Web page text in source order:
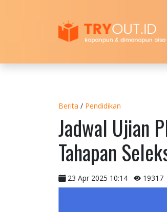
Berita / Pendidikan
Jadwal Ujian
Tahapan
23 Apr 2025 10:14 19317